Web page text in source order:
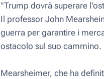
"Trump dovrà superare
Il professor John
guerra per garantire i
ostacolo sul suo cammino.
Mearsheimer, che ha